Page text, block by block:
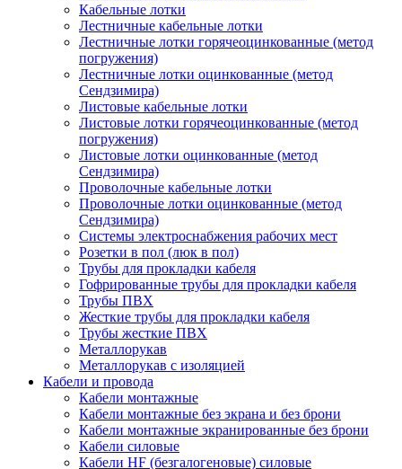
Кабельные лотки
Лестничные кабельные лотки
Лестничные лотки горячеоцинкованные (метод
погружения)
Лестничные лотки оцинкованные (метод
Сендзимира)
Листовые кабельные лотки
Листовые лотки горячеоцинкованные (метод
погружения)
Листовые лотки оцинкованные (метод
Сендзимира)
Проволочные кабельные лотки
Проволочные лотки оцинкованные (метод
Сендзимира)
Системы электроснабжения рабочих мест
Розетки в пол (люк в пол)
Трубы для прокладки кабеля
Гофрированные трубы для прокладки кабеля
Трубы ПВХ
Жесткие трубы для прокладки кабеля
Трубы жесткие ПВХ
Металлорукав
Металлорукав с изоляцией
Кабели и провода
Кабели монтажные
Кабели монтажные без экрана и без брони
Кабели монтажные экранированные без брони
Кабели силовые
Кабели HF (безгалогеновые) силовые